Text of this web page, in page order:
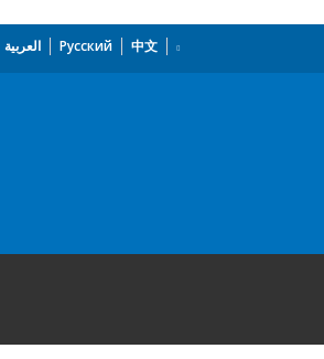
العربية Русский 中文